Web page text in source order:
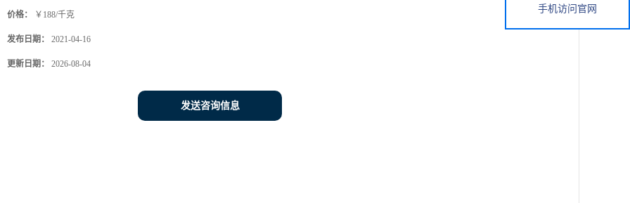
价格： ￥188/千克
发布日期： 2021-04-16
更新日期： 2026-08-04
发送咨询信息
手机访问官网